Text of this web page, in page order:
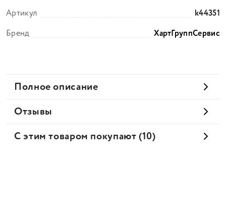
Артикул
k44351
Бренд
ХартГруппСервис
Полное описание
Отзывы
С этим товаром покупают (10)